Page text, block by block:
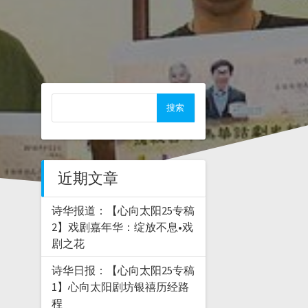
近期文章
诗华报道：【心向太阳25专稿
2】戏剧嘉年华：绽放不息•戏
剧之花
诗华日报：【心向太阳25专稿
1】心向太阳剧坊银禧历经路
程